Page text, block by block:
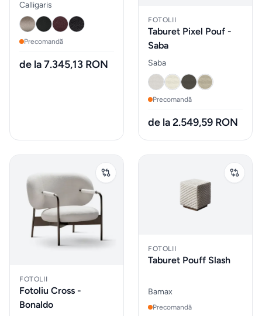
Gadgeturi
de
și
Cutii
de
pranz
Vesela
Calligaris
Precomandă
de la 7.345,13 RON
FOTOLII
Taburet Pixel Pouf -
Saba
Saba
Precomandă
de la 2.549,59 RON
FOTOLII
Fotoliu Cross -
Bonaldo
FOTOLII
Taburet Pouff Slash
Bamax
Precomandă